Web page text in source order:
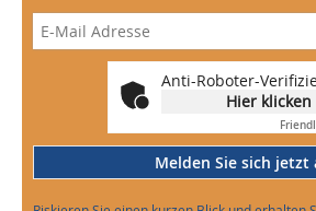
Anti-Roboter-
Hier klicken
Melden Sie sich jetzt